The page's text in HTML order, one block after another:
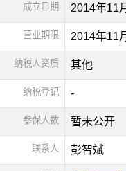
成立日期 2014年11
营业期限 2014年11
纳税人资质 其他
纳税登记 -
参保人数 暂未公开
联系人 彭智斌